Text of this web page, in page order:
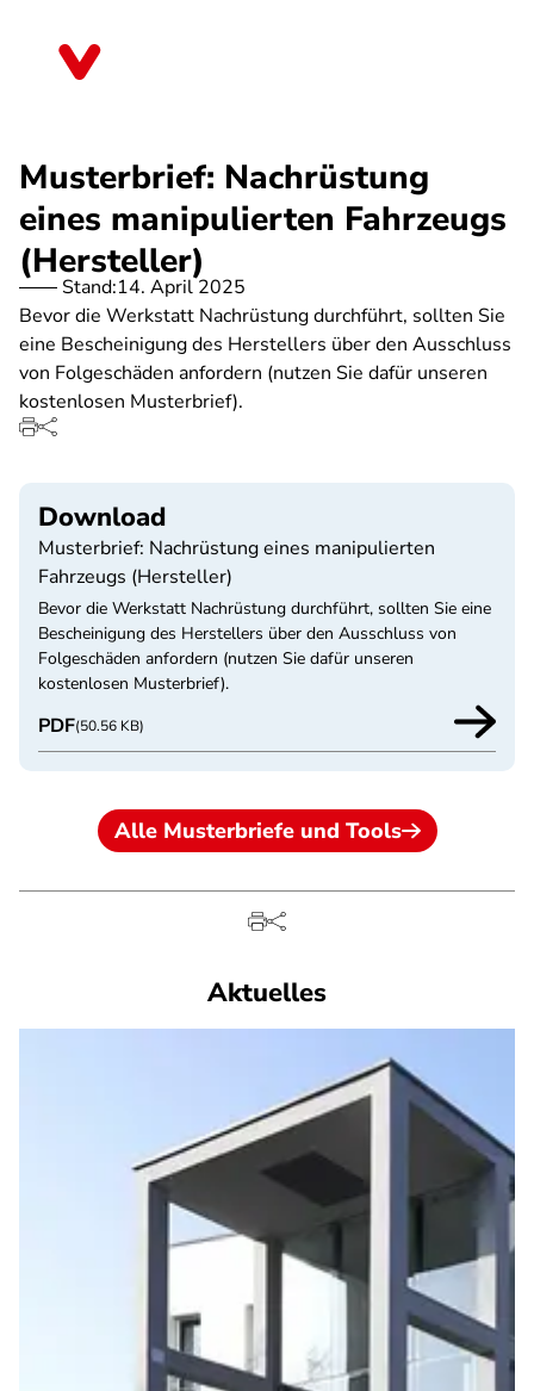
Musterbrief: Nachrüstung
eines manipulierten Fahrzeugs
(Hersteller)
Stand:14. April 2025
Bevor die Werkstatt Nachrüstung durchführt, sollten Sie
eine Bescheinigung des Herstellers über den Ausschluss
von Folgeschäden anfordern (nutzen Sie dafür unseren
kostenlosen Musterbrief).
Download
Musterbrief: Nachrüstung eines manipulierten
Fahrzeugs (Hersteller)
Bevor die Werkstatt Nachrüstung durchführt, sollten Sie eine
Bescheinigung des Herstellers über den Ausschluss von
Folgeschäden anfordern (nutzen Sie dafür unseren
kostenlosen Musterbrief).
PDF(50.56 KB)
Alle Musterbriefe und Tools
Aktuelles